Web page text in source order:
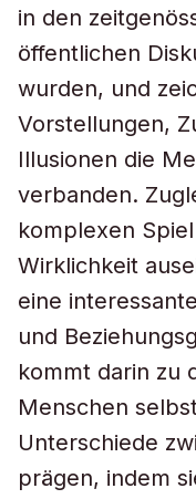
in den
öffentlichen
wurden, und
Vorstellungen,
Illusionen die
verbanden.
komplexen
Wirklichkeit
eine
und
kommt darin zu
Menschen
Unterschiede
prägen, indem